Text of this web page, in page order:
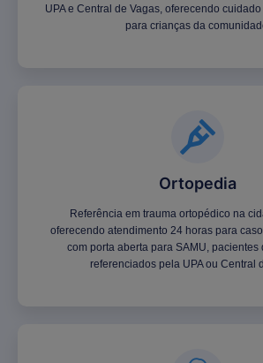
UPA e Central de Vagas, oferecendo
para crianças da
Ortopedia
Referência em trauma ortopédico na
oferecendo atendimento 24 horas para
com porta aberta para SAMU, pacientes
referenciados pela UPA ou Central